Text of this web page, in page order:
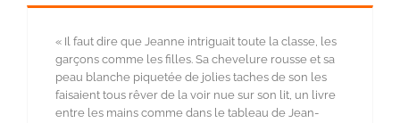
« Il faut dire que Jeanne intriguait toute la classe, les
garçons comme les filles. Sa chevelure rousse et sa
peau blanche piquetée de jolies taches de son les
faisaient tous rêver de la voir nue sur son lit, un livre
entre les mains comme dans le tableau de Jean-